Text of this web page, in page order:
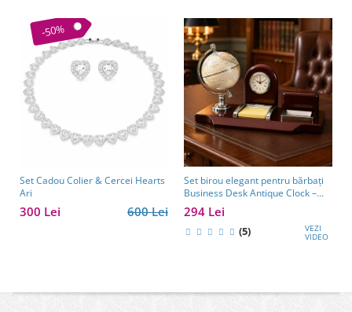
-50%
Set Cadou Colier & Cercei Hearts
Ari
600 Lei
300 Lei
Set birou elegant pentru bărbați
Business Desk Antique Clock –
cadou premium pentru șef, soț
sau partener de afaceri
294 Lei
(5) VEZI
VIDEO